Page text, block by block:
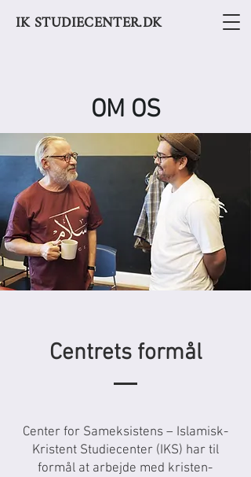
IK STUDIECENTER.DK
OM OS
Centrets formål
Center for Sameksistens – Islamisk-
Kristent Studiecenter (IKS) har til
formål at arbejde med kristen-